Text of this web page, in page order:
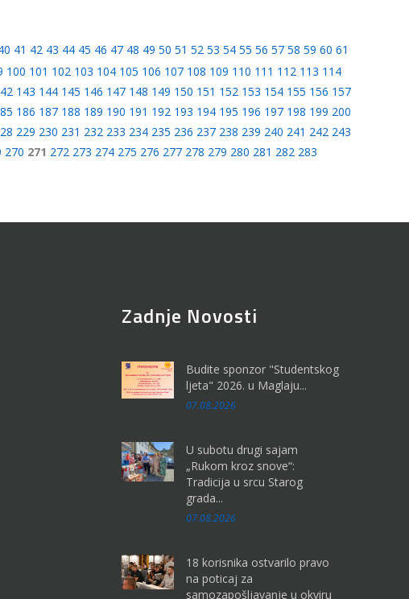
41 42 43 44 45 46 47 48 49 50 51 52 53 54 55 56 57 58 59 60 61
100 101 102 103 104 105 106 107 108 109 110 111 112 113 114
143 144 145 146 147 148 149 150 151 152 153 154 155 156 157
186 187 188 189 190 191 192 193 194 195 196 197 198 199 200
229 230 231 232 233 234 235 236 237 238 239 240 241 242 243
270 271 272 273 274 275 276 277 278 279 280 281 282 283
Zadnje Novosti
Budite sponzor "Studentskog
ljeta" 2026. u Maglaju...
07.08.2026
U subotu drugi sajam
„Rukom kroz snove“:
Tradicija u srcu Starog
grada...
07.08.2026
18 korisnika ostvarilo pravo
na poticaj za
samozapošljavanje u okviru